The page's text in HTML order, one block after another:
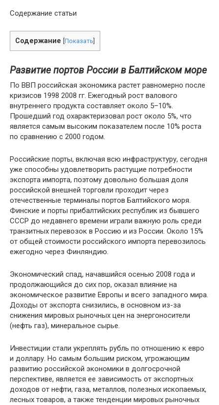
Содержание статьи
Содержание Показать
Развитие портов России в Балтийском море
По ВВП российская экономика растет равномерно после
кризисов 1998 2008 гг. Ежегодный рост валового
внутреннего продукта составляет около 5–10%.
Прошедший год охарактеризовал рост около 5%, что
является самым высоким показателем после 10% роста
по сравнению с 2000 годом.
Российские порты, включая всю инфраструктуру, сегодня
уже способны удовлетворить растущие потребности
экспорта импорта, поэтому довольно большая доля
российской внешней торговли проходит через
отечественные терминалы портов Балтийского моря.
Финские и порты прибалтийских республик из бывшего
СССР до недавнего времени играли важную роль среди
транзитных перевозок в Россию и из России. Около 15%
от общей стоимости российского импорта перевозилось
ежегодно через Финляндию.
Экономический спад, начавшийся осенью 2008 года и
продолжающийся до сих пор, оказал влияние на
экономическое развитие Европы и всего западного мира.
Доходы от экспорта снизились, в основном из-за
снижения мировых рыночных цен на энергоносители
(нефть газ), минеральное сырье.
Инвестиции стали укреплять рубль по отношению к евро
и доллару. Но самым большим риском, угрожающим
развитию российской экономики в долгосрочной
перспективе, является ее зависимость от экспортных
доходов от нефти, газа, металлов, полезных ископаемых,
лесных товаров, а также тенденции мировых рыночных